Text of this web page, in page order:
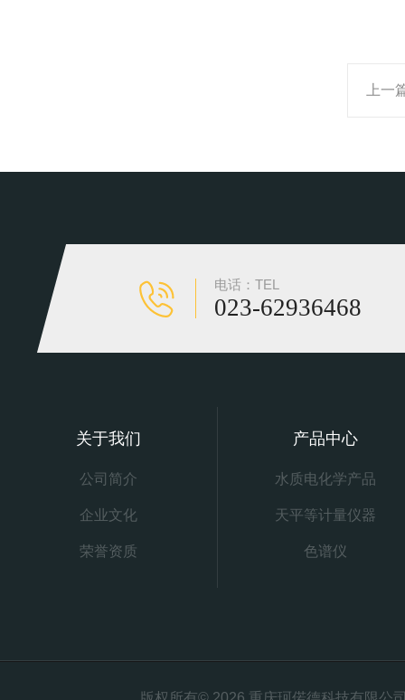
上一
电话：TEL
023-62936468
关于我们
公司简介
企业文化
荣誉资质
产品中心
水质电化学产品
天平等计量仪器
色谱仪